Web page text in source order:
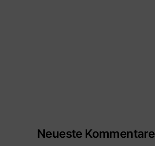
Neueste Kommentare